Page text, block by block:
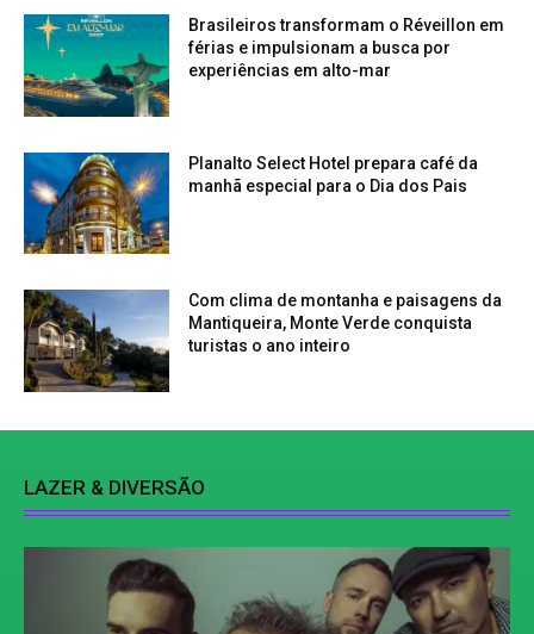
Brasileiros transformam o Réveillon em
férias e impulsionam a busca por
experiências em alto-mar
Planalto Select Hotel prepara café da
manhã especial para o Dia dos Pais
Com clima de montanha e paisagens da
Mantiqueira, Monte Verde conquista
turistas o ano inteiro
LAZER & DIVERSÃO